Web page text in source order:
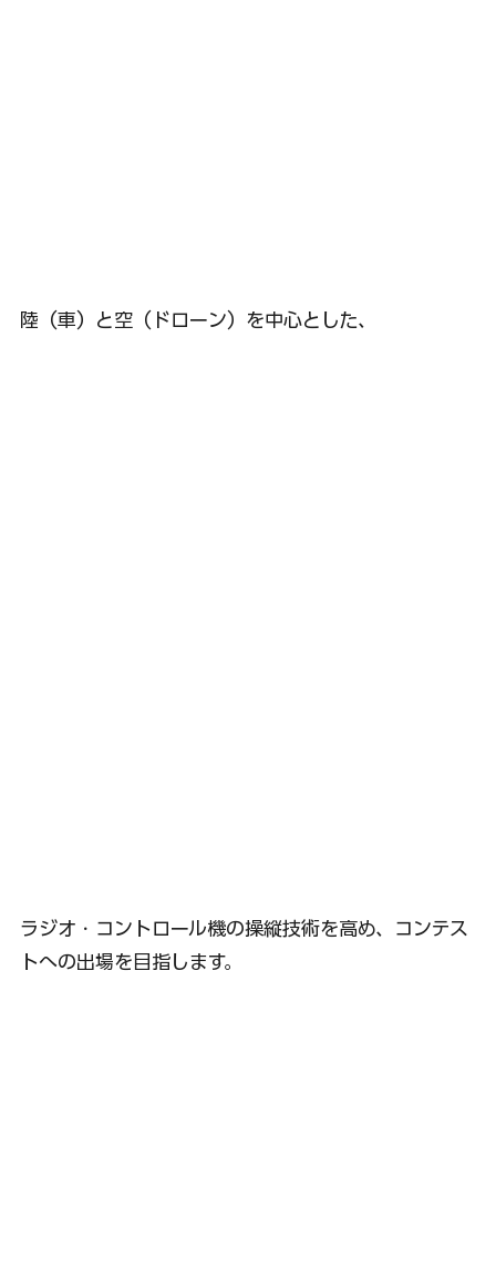
陸（車）と空（ドローン）を中心とした、
ラジオ・コントロール機の操縦技術を高め、コンテス
トへの出場を目指します。